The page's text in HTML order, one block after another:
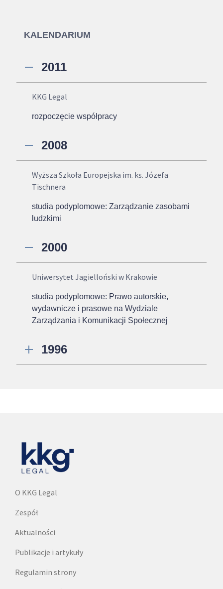
KALENDARIUM
2011
KKG Legal
rozpoczęcie współpracy
2008
Wyższa Szkoła Europejska im. ks. Józefa
Tischnera
studia podyplomowe: Zarządzanie zasobami
ludzkimi
2000
Uniwersytet Jagielloński w Krakowie
studia podyplomowe: Prawo autorskie,
wydawnicze i prasowe na Wydziale
Zarządzania i Komunikacji Społecznej
1996
O KKG Legal
Zespół
Aktualności
Publikacje i artykuły
Regulamin strony